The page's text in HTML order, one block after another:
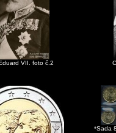
VII. foto č.2
*Sada